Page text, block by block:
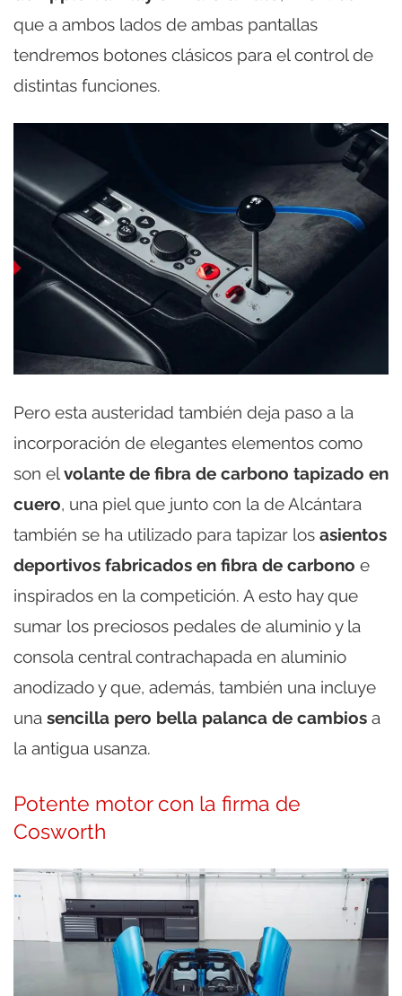
que a ambos lados de ambas pantallas
tendremos botones clásicos para el control de
distintas funciones.
Pero esta austeridad también deja paso a la
incorporación de elegantes elementos como
son elvolante de fibra de carbono tapizado en
cuero, una piel que junto con la de Alcántara
también se ha utilizado para tapizar los asientos
deportivos fabricados en fibra de carbono e
inspirados en la competición. A esto hay que
sumar los preciosos pedales de aluminio y la
consola central contrachapada en aluminio
anodizado y que, además, también una incluye
una sencilla pero bella palanca de cambios a
la antigua usanza.
Potente motor con la firma de
Cosworth